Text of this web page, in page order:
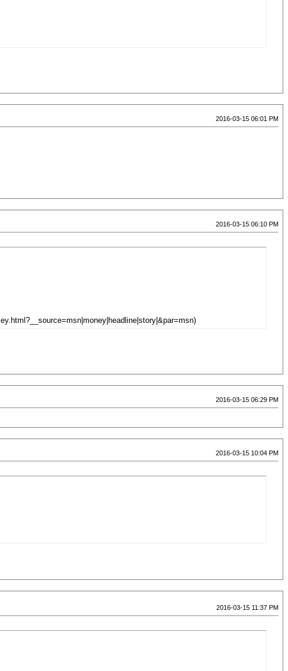
2016-03-15 06:01 PM
2016-03-15 06:10 PM
2016-03-15 06:29 PM
2016-03-15 10:04 PM
2016-03-15 11:37 PM